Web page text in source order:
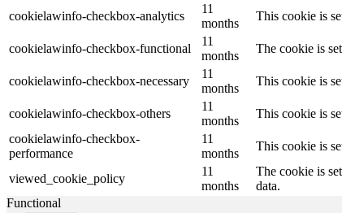
cookielawinfo-checkbox-analytics
11
months
This cookie is
cookielawinfo-checkbox-functional
11
months
The cookie is
cookielawinfo-checkbox-necessary
11
months
This cookie is
cookielawinfo-checkbox-others
11
months
This cookie is
cookielawinfo-checkbox-
performance
11
months
This cookie is
viewed_cookie_policy
11
months
The cookie is
data.
Functional